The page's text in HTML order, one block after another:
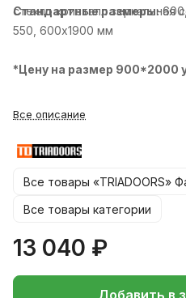
cтекло кристалл зеркальная
Стандартные размеры:
550, 600х1900 мм
*Цену на размер 900*2000
Все описание
Все товары «TRIADOORS»
Все товары категории
13 040 ₽
Добавить в